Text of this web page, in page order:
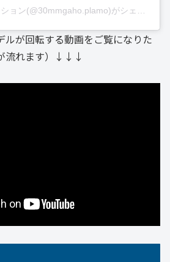
が回転する動画をご覧になりた
流れます）↓↓↓